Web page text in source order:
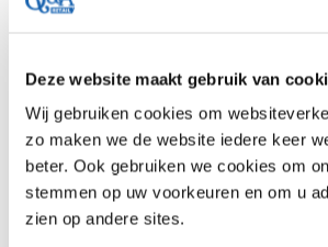
Deze website maakt gebruik van
Wij gebruiken cookies om
zo maken we de website iedere keer
beter. Ook gebruiken we cookies om
stemmen op uw voorkeuren en om u
zien op andere sites.
aangeeft de retailer niet als
Meest bezochte
De meest bezochte retailers van
Albert Heijn, Kruidvat, Action, HEMA,
IKEA. Naast bezoekersaantallen is
bestedingen een belangrijke